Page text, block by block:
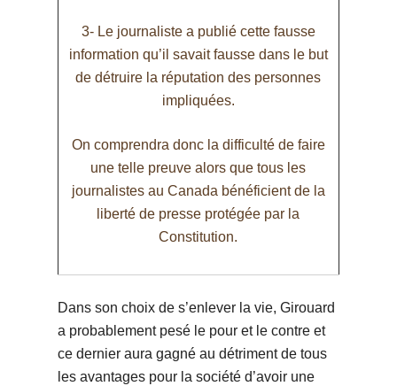
3- Le journaliste a publié cette fausse
information qu’il savait fausse dans le but
de détruire la réputation des personnes
impliquées.
On comprendra donc la difficulté de faire
une telle preuve alors que tous les
journalistes au Canada bénéficient de la
liberté de presse protégée par la
Constitution.
Dans son choix de s’enlever la vie, Girouard
a probablement pesé le pour et le contre et
ce dernier aura gagné au détriment de tous
les avantages pour la société d’avoir une